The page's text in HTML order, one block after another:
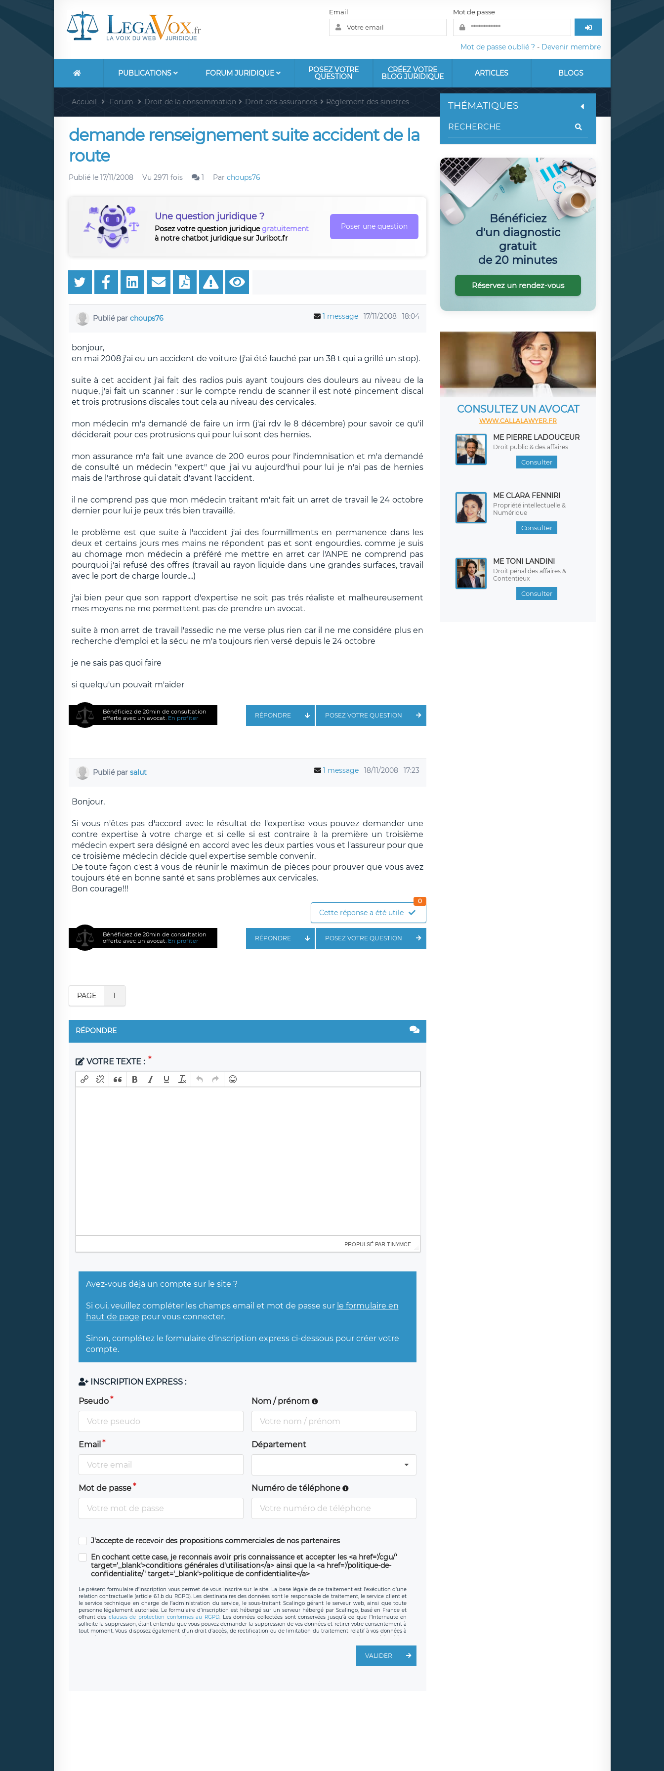
Email Mot de passe
Mot de passe oublié ? - Devenir membre
PUBLICATIONS FORUM JURIDIQUE POSEZ VOTRE
QUESTION
CRÉEZ VOTRE
BLOG JURIDIQUE ARTICLES BLOGS
Accueil Forum Droit de la consommation Droit des assurances Règlement des sinistres
demande renseignement suite accident de la
route
Publié le 17/11/2008 Vu 2971 fois 1 Par choups76
Une question juridique ?
Posez votre question juridiquegratuitement
à notre chatbot juridique sur Juribot.fr
Poser une question
Publié par choups76 1 message 17/11/2008 18:04
bonjour,
en mai 2008 j'ai eu un accident de voiture (j'ai été fauché par un 38 t qui a grillé un stop).
suite à cet accident j'ai fait des radios puis ayant toujours des douleurs au niveau de la
nuque, j'ai fait un scanner : sur le compte rendu de scanner il est noté pincement discal
et trois protrusions discales tout cela au niveau des cervicales.
mon médecin m'a demandé de faire un irm (j'ai rdv le 8 décembre) pour savoir ce qu'il
déciderait pour ces protrusions qui pour lui sont des hernies.
mon assurance m'a fait une avance de 200 euros pour l'indemnisation et m'a demandé
de consulté un médecin "expert" que j'ai vu aujourd'hui pour lui je n'ai pas de hernies
mais de l'arthrose qui datait d'avant l'accident.
il ne comprend pas que mon médecin traitant m'ait fait un arret de travail le 24 octobre
dernier pour lui je peux trés bien travaillé.
le problème est que suite à l'accident j'ai des fourmillments en permanence dans les
deux et certains jours mes mains ne répondent pas et sont engourdies. comme je suis
au chomage mon médecin a préféré me mettre en arret car l'ANPE ne comprend pas
pourquoi j'ai refusé des offres (travail au rayon liquide dans une grandes surfaces, travail
avec le port de charge lourde,...)
j'ai bien peur que son rapport d'expertise ne soit pas trés réaliste et malheureusement
mes moyens ne me permettent pas de prendre un avocat.
suite à mon arret de travail l'assedic ne me verse plus rien car il ne me considére plus en
recherche d'emploi et la sécu ne m'a toujours rien versé depuis le 24 octobre
je ne sais pas quoi faire
si quelqu'un pouvait m'aider
Bénéficiez de 20min de consultation
offerte avec un avocat. En profiter POSEZ VOTRE QUESTION
RÉPONDRE
Publié par salut 1 message 18/11/2008 17:23
Bonjour,
Si vous n'êtes pas d'accord avec le résultat de l'expertise vous pouvez demander une
contre expertise à votre charge et si celle si est contraire à la première un troisième
médecin expert sera désigné en accord avec les deux parties vous et l'assureur pour que
ce troisième médecin décide quel expertise semble convenir.
De toute façon c'est à vous de réunir le maximun de pièces pour prouver que vous avez
toujours été en bonne santé et sans problèmes aux cervicales.
Bon courage!!!
Cette réponse a été utile
0
Bénéficiez de 20min de consultation
offerte avec un avocat. En profiter POSEZ VOTRE QUESTION
RÉPONDRE
PAGE 1
RÉPONDRE
VOTRE TEXTE :
PROPULSÉ PAR TINYMCE
Avez-vous déjà un compte sur le site ?
Si oui, veuillez compléter les champs email et mot de passe sur le formulaire en
haut de page pour vous connecter.
Sinon, complétez le formulaire d'inscription express ci-dessous pour créer votre
compte.
INSCRIPTION EXPRESS :
Pseudo Nom / prénom
Email Département
Mot de passe Numéro de téléphone
J'accepte de recevoir des propositions commerciales de nos partenaires
En cochant cette case, je reconnais avoir pris connaissance et accepter les <a href='/cgu/'
target='_blank'>conditions générales d'utilisation</a> ainsi que la <a href='/politique-de-
confidentialite/' target='_blank'>politique de confidentialite</a>
Le présent formulaire d’inscription vous permet de vous inscrire sur le site. La base légale de ce traitement est l’exécution d’une
relation contractuelle (article 6.1.b du RGPD). Les destinataires des données sont le responsable de traitement, le service client et
le service technique en charge de l’administration du service, le sous-traitant Scalingo gérant le serveur web, ainsi que toute
personne légalement autorisée. Le formulaire d’inscription est hébergé sur un serveur hébergé par Scalingo, basé en France et
offrant des clauses de protection conformes au RGPD. Les données collectées sont conservées jusqu’à ce que l’Internaute en
sollicite la suppression, étant entendu que vous pouvez demander la suppression de vos données et retirer votre consentement à
tout moment. Vous disposez également d’un droit d’accès, de rectification ou de limitation du traitement relatif à vos données à
caractère personnel, ainsi que d’un droit à la portabilité de vos données. Vous pouvez exercer ces droits auprès du délégué à la
protection des données de LÉGAVOX qui exerce au siège social de LÉGAVOX et est joignable à l’adresse mail suivante :
joignable à l’adresse mail : responsabledetraitement@legavox.fr. Vous avez également le droit d’introduire une réclamation
VALIDER
THÉMATIQUES
Bénéficiez
d'un diagnostic
gratuit
de 20 minutes
Réservez un rendez-vous
CONSULTEZ UN AVOCAT
WWW.CALLALAWYER.FR
ME PIERRE LADOUCEUR
Droit public & des affaires
Consulter
ME CLARA FENNIRI
Propriété intellectuelle &
Numérique
Consulter
ME TONI LANDINI
Droit pénal des affaires &
Contentieux
Consulter